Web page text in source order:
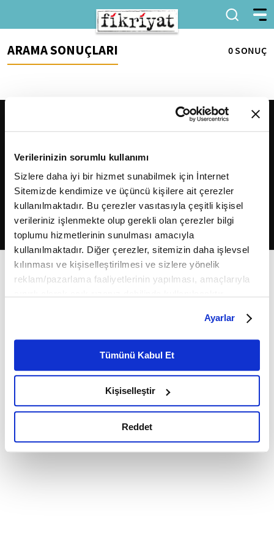
Verilerinizin sorumlu kullanımı
Sizlere daha iyi bir hizmet sunabilmek için İnternet
Sitemizde kendimize ve üçüncü kişilere ait çerezler
kullanılmaktadır. Bu çerezler vasıtasıyla çeşitli kişisel
verileriniz işlenmekte olup gerekli olan çerezler bilgi
toplumu hizmetlerinin sunulması amacıyla
kullanılmaktadır. Diğer çerezler, sitemizin daha işlevsel
kılınması ve kişiselleştirilmesi ve sizlere yönelik
reklam/pazarlama faaliyetlerinin yapılması, amaçlarıyla
belirleyebilirsiniz. Çerezlere ilişkin detaylı bilgi için
Ayarlar butonuna tıklayabilir,Çerez Bilgilendirme
Metnimizi ziyaret edebilirsiniz.
6698 sayılı Kişisel Verilerin Korunması Kanunu uyarınca
okumak ve sitemizi ziyaretiniz kapsamında
gerçekleştirilen veri işleme faaliyetleri ile ilgili daha
detaylı bilgi almak için lütfentıklayınız.
Ayarlar
Tümünü Kabul Et
Kişiselleştir
Reddet
ARAMA SONUÇLARI 0 SONUÇ
2026Fikriyat. Tüm hakları saklıdır.